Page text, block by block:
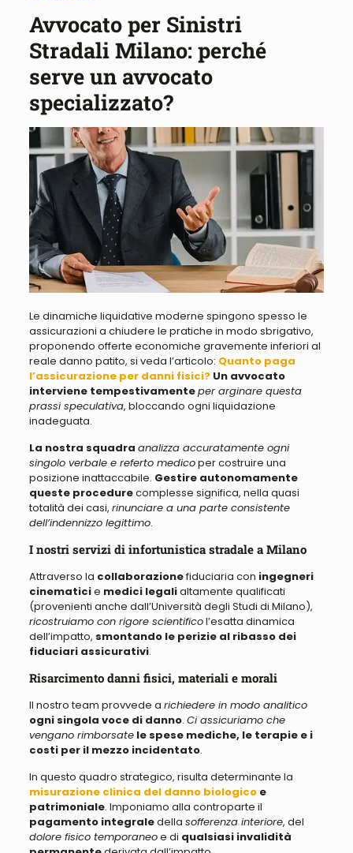
Avvocato per Sinistri
Stradali Milano: perché
serve un avvocato
specializzato?
Le dinamiche liquidative moderne spingono spesso le
assicurazioni a chiudere le pratiche in modo sbrigativo,
proponendo offerte economiche gravemente inferiori al
reale danno patito, si veda l’articolo: Quanto paga
l’assicurazione per danni fisici? Un avvocato
interviene tempestivamenteper arginare questa
prassi speculativa, bloccando ogni liquidazione
inadeguata.
La nostra squadra analizza accuratamente ogni
singolo verbale e referto medicoper costruire una
posizione inattaccabile. Gestire autonomamente
queste procedurecomplesse significa, nella quasi
totalità dei casi, rinunciare a una parte consistente
dell’indennizzo legittimo.
I nostri servizi di infortunistica stradale a Milano
Attraverso la collaborazionefiduciaria con ingegneri
cinematicie medici legalialtamente qualificati
(provenienti anche dall’Università degli Studi di Milano),
ricostruiamo con rigore scientificol’esatta dinamica
dell’impatto, smontando le perizie al ribasso dei
fiduciari assicurativi.
Risarcimento danni fisici, materiali e morali
Il nostro team provvede a richiedere in modo analitico
ogni singola voce di danno. Ci assicuriamo che
vengano rimborsate le spese mediche, le terapie e i
costi per il mezzo incidentato.
In questo quadro strategico, risulta determinante la
misurazione clinica del danno biologicoe
patrimoniale. Imponiamo alla controparte il
pagamento integraledella sofferenza interiore, del
dolore fisico temporaneoe di qualsiasi invalidità